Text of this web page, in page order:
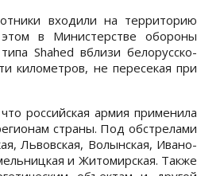
входили на территорию
в Министерстве обороны
Shahed вблизи белорусско-
километров, не пересекая при
российская армия применила
страны. Под обстрелами
Львовская, Волынская, Ивано-
и Житомирская. Также